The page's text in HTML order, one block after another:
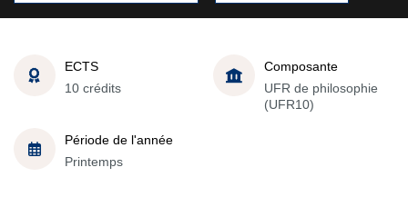
ECTS
10 crédits
Composante
UFR de philosophie
(UFR10)
Période de l'année
Printemps